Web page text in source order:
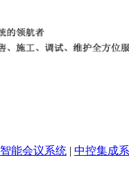
智能会议系统 | 中控集成